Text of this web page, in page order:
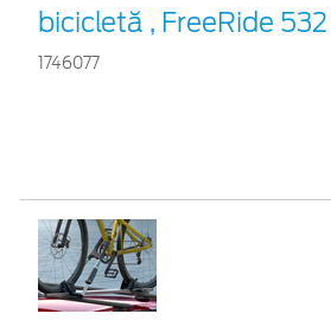
bicicletă , FreeRide 532
1746077